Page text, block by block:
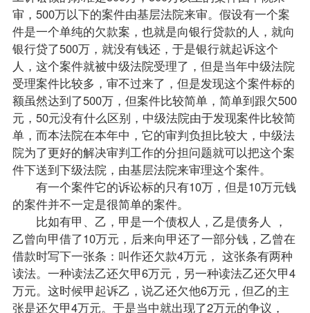
审，500万以下的案件由基层法院来审。假设有一个案
件是一个单纯的欠款案，也就是向银行贷款的人，就向
银行贷了500万，就没有钱还，于是银行就起诉这个
人，这个案件就被中级法院受理了，但是当年中级法院
受理案件比较多，审不过来了，但是发现这个案件标的
额虽然达到了500万，但案件比较简单，简单到跟欠500
元，50元没有什么区别，中级法院由于发现案件比较简
单，而本法院在本年中，它的审判负担比较大，中级法
院为了更好的解决审判工作的分担问题就可以把这个案
件下送到下级法院，由基层法院来审理这个案件。
有一个案件它的诉讼标的只有10万，但是10万元钱
的案件并不一定是很简单的案件。
比如有甲、乙，甲是一个债权人，乙是债务人 ，
乙曾向甲借了10万元，后来向甲还了一部分钱，乙曾在
借款时写下一张条：叫作还欠款4万元， 这张条有两种
读法。一种读法乙还欠甲6万元，另一种读法乙还欠甲4
万元。这时候甲起诉乙，说乙还欠他6万元，但乙的主
张是还欠甲4万元。于是当中就出现了2万元的争议，